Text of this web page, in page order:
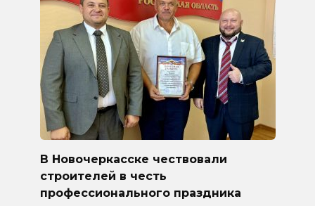
В Новочеркасске чествовали
строителей в честь
профессионального праздника